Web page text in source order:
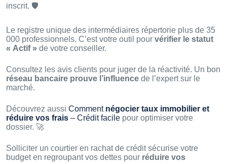
inscrit. 🛡️
Le registre unique des intermédiaires répertorie plus de 35
000 professionnels. C’est votre outil pour vérifier le statut
« Actif » de votre conseiller.
Consultez les avis clients pour juger de la réactivité. Un bon
réseau bancaire prouve l’influence de l’expert sur le
marché.
Découvrez aussi Comment négocier taux immobilier et
réduire vos frais – Crédit facile pour optimiser votre
dossier. 🚀
Solliciter un courtier en rachat de crédit sécurise votre
budget en regroupant vos dettes pour réduire vos